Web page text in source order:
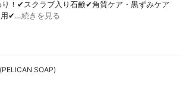
！✔︎スクラブ入り石鹸✔︎角質ケア・黒ずみケア
用✔︎…続きを見る
SOAP)